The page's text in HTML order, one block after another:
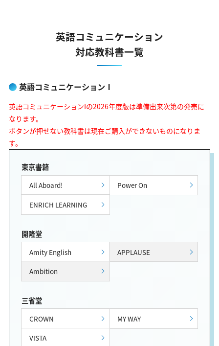
英語コミュニケーション
対応教科書一覧
英語コミュニケーションⅠ
英語コミュニケーションIの2026年度版は準備出来次第の発売に
なります。
ボタンが押せない教科書は現在ご購入ができないものになりま
す。
東京書籍
All Aboard!
Power On
ENRICH LEARNING
開隆堂
Amity English
APPLAUSE
Ambition
三省堂
CROWN
MY WAY
VISTA